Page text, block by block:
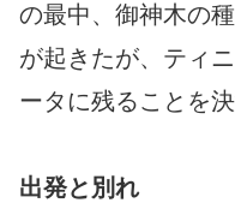
の最中、御神木の
が起きたが、ティ
ータに残ることを決
出発と別れ